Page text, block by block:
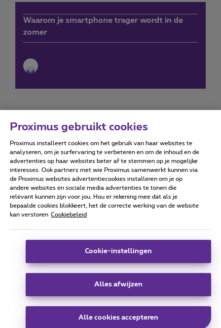
Waarom je smartphone trager wordt in de
zomer
Forumvoorwaarden Accessibility statement
Alle rechten voorbehouden. © Proximus
Algemene voorwaarden, consumenteninfo
Deze website is gecreëerd en wordt beheerd conform het
Koning Albert II-laan 27 - B-1030 Brussel.
Carrier & Wholesale Solutions
Telindus
Proximus gebruikt cookies
Proximus installeert cookies om het gebruik van haar websites te
analyseren, om je surfervaring te verbeteren en om de inhoud en de
advertenties op haar websites beter af te stemmen op je mogelijke
interesses. Ook partners met wie Proximus samenwerkt kunnen via
de Proximus websites advertentiecookies installeren om je op
andere websites en sociale media advertenties te tonen die
relevant kunnen zijn voor jou. Hou er rekening mee dat als je
bepaalde cookies blokkeert, het de correcte werking van de website
kan verstoren Cookiebeleid
Cookie-instellingen
Alles afwijzen
Alle cookies accepteren